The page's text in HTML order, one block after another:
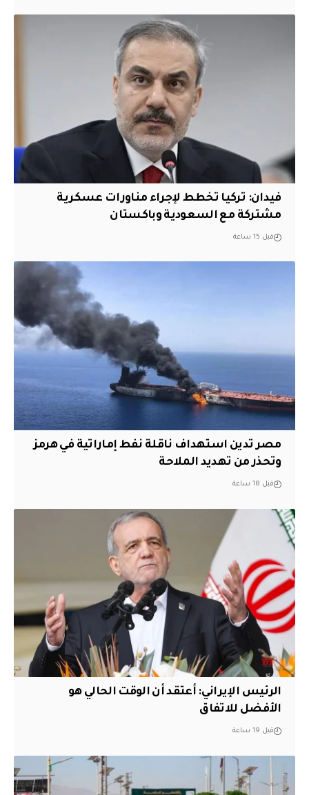
فيدان: تركيا تخطط لإجراء مناورات عسكرية
مشتركة مع السعودية وباكستان
قبل 15 ساعة
مصر تدين استهداف ناقلة نفط إماراتية في هرمز
وتحذر من تهديد الملاحة
قبل 18 ساعة
الرئيس الإيراني: أعتقد أن الوقت الحالي هو
الأفضل للاتفاق
قبل 19 ساعة